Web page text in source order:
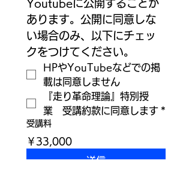
Youtubeに公開することが
あります。公開に同意しな
い場合のみ、以下にチェッ
クをつけてください。
HPやYouTubeなどでの掲
載は同意しません
『走り革命理論』特別授
業　受講約款に同意します *
受講料
￥33,000
送信